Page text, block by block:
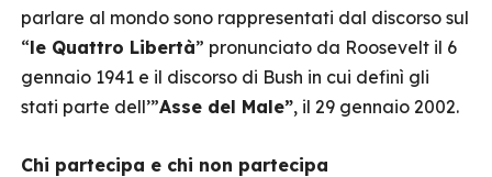
parlare al mondo sono rappresentati dal discorso sul
“le Quattro Libertà” pronunciato da Roosevelt il 6
gennaio 1941 e il discorso di Bush in cui definì gli
stati parte dell’”Asse del Male”, il 29 gennaio 2002.
Chi partecipa e chi non partecipa